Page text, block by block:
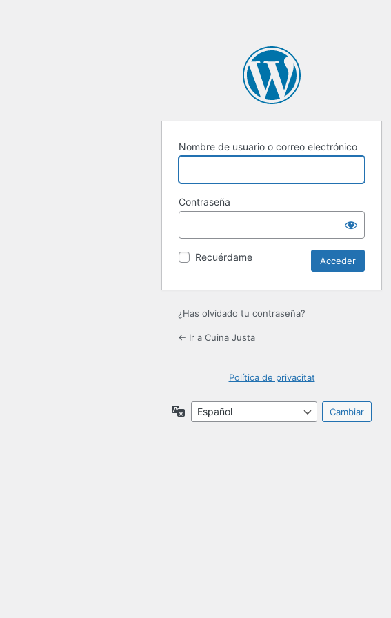
Nombre de usuario o correo electrónico
Contraseña
Recuérdame
¿Has olvidado tu contraseña?
← Ir a Cuina Justa
Política de privacitat
Idioma